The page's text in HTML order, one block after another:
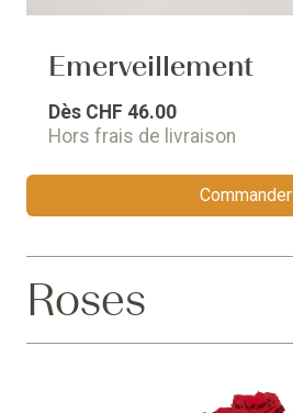
Emerveillement
Dès CHF 46.00
Hors frais de livraison
Commander
Roses